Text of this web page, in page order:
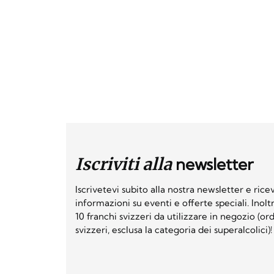
Iscriviti allanewsletter
Iscrivetevi subito alla nostra newsletter e
informazioni su eventi e offerte speciali.
10 franchi svizzeri da utilizzare in negozio
svizzeri, esclusa la categoria dei superalcolici)!